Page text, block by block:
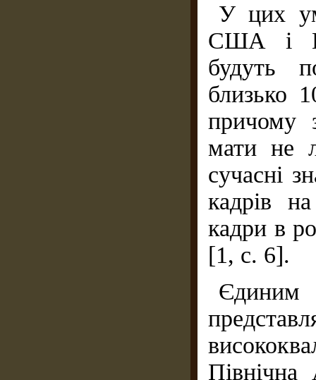
У цих
США і
будуть
близько
причому
мати не
сучасні
кадрів
кадри в
[1, с. 6].